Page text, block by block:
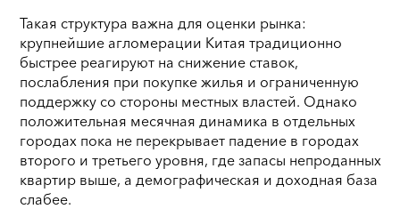
Такая структура важна для оценки рынка:
крупнейшие агломерации Китая традиционно
быстрее реагируют на снижение ставок,
послабления при покупке жилья и ограниченную
поддержку со стороны местных властей. Однако
положительная месячная динамика в отдельных
городах пока не перекрывает падение в городах
второго и третьего уровня, где запасы непроданных
квартир выше, а демографическая и доходная база
слабее.